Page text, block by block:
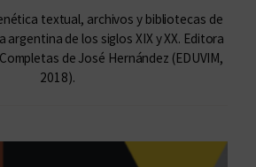
textual, archivos y bibliotecas de
de los siglos XIX y XX. Editora
de José Hernández (EDUVIM,
2018).